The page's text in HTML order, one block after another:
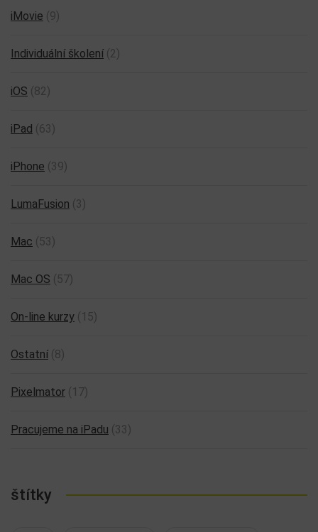
iMovie (9)
Individuální školení (2)
iOS (82)
iPad (63)
iPhone (39)
LumaFusion (3)
Mac (53)
Mac OS (57)
On-line kurzy (15)
Ostatní (8)
Pixelmator (17)
Pracujeme na iPadu (33)
štítky